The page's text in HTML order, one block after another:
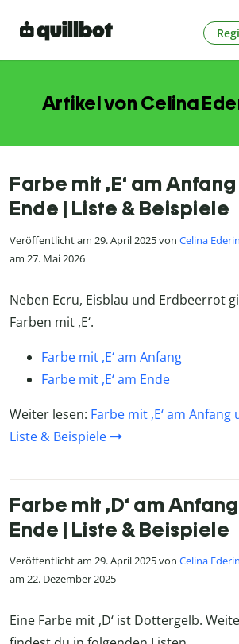
Artikel von Celina
Farbe mit ,E‘ am
Ende | Liste & Beispiele
Veröffentlicht am 29. April 2025 von Celina
am 27. Mai 2026
Neben Ecru, Eisblau und Erdbeerrot
Farben mit ,E‘.
Farbe mit ,E‘ am Anfang
Farbe mit ,E‘ am Ende
Weiter lesen: Farbe mit ,E‘ am Anfang
Liste & Beispiele
Farbe mit ,D‘ am
Ende | Liste & Beispiele
Veröffentlicht am 29. April 2025 von Celina
am 22. Dezember 2025
Eine Farbe mit ,D‘ ist Dottergelb.